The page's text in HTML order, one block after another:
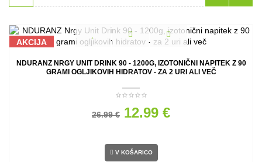
AKCIJA
NDURANZ NRGY UNIT DRINK 90 - 1200G, IZOTONIČNI NAPITEK Z 90
GRAMI OGLJIKOVIH HIDRATOV - ZA 2 URI ALI VEČ
26.99 € 12.99 €
V KOŠARICO